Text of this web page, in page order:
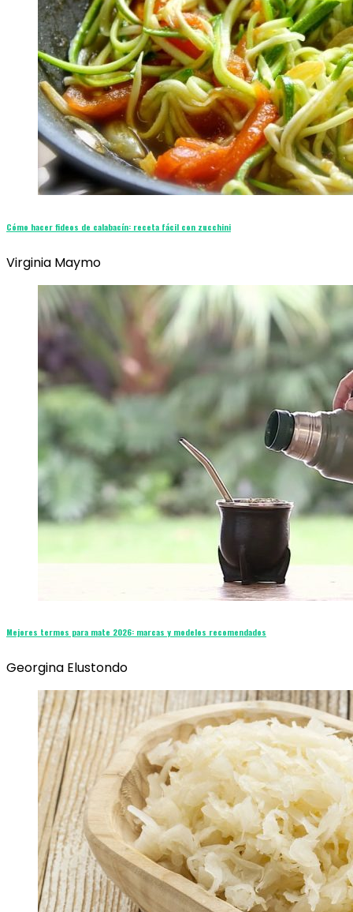
Cómo hacer fideos de calabacín: receta fácil con zucchini
Virginia Maymo
Mejores termos para mate 2026: marcas y modelos recomendados
Georgina Elustondo